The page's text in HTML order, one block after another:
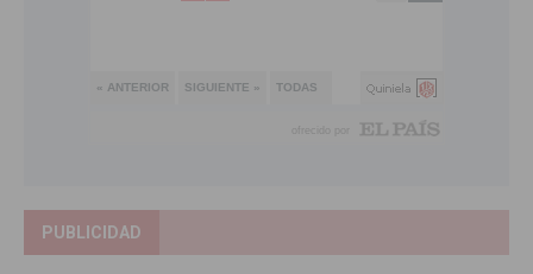
PUBLICIDAD